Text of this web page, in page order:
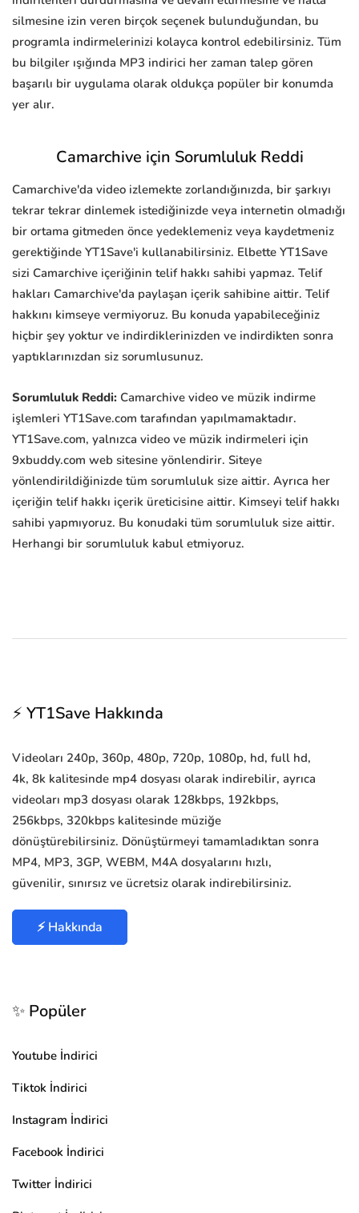
silmesine izin veren birçok seçenek bulunduğundan, bu
programla indirmelerinizi kolayca kontrol edebilirsiniz. Tüm
bu bilgiler ışığında MP3 indirici her zaman talep gören
başarılı bir uygulama olarak oldukça popüler bir konumda
yer alır.
Camarchive için Sorumluluk Reddi
Camarchive'da video izlemekte zorlandığınızda, bir şarkıyı
tekrar tekrar dinlemek istediğinizde veya internetin olmadığı
bir ortama gitmeden önce yedeklemeniz veya kaydetmeniz
gerektiğinde YT1Save'i kullanabilirsiniz. Elbette YT1Save
sizi Camarchive içeriğinin telif hakkı sahibi yapmaz. Telif
hakları Camarchive'da paylaşan içerik sahibine aittir. Telif
hakkını kimseye vermiyoruz. Bu konuda yapabileceğiniz
hiçbir şey yoktur ve indirdiklerinizden ve indirdikten sonra
yaptıklarınızdan siz sorumlusunuz.
Sorumluluk Reddi: Camarchive video ve müzik indirme
işlemleri YT1Save.com tarafından yapılmamaktadır.
YT1Save.com, yalnızca video ve müzik indirmeleri için
9xbuddy.com web sitesine yönlendirir. Siteye
yönlendirildiğinizde tüm sorumluluk size aittir. Ayrıca her
içeriğin telif hakkı içerik üreticisine aittir. Kimseyi telif hakkı
sahibi yapmıyoruz. Bu konudaki tüm sorumluluk size aittir.
Herhangi bir sorumluluk kabul etmiyoruz.
⚡ YT1Save Hakkında
Videoları 240p, 360p, 480p, 720p, 1080p, hd, full hd,
4k, 8k kalitesinde mp4 dosyası olarak indirebilir, ayrıca
videoları mp3 dosyası olarak 128kbps, 192kbps,
256kbps, 320kbps kalitesinde müziğe
dönüştürebilirsiniz. Dönüştürmeyi tamamladıktan sonra
MP4, MP3, 3GP, WEBM, M4A dosyalarını hızlı,
güvenilir, sınırsız ve ücretsiz olarak indirebilirsiniz.
⚡ Hakkında
✨ Popüler
Youtube İndirici
Tiktok İndirici
Instagram İndirici
Facebook İndirici
Twitter İndirici